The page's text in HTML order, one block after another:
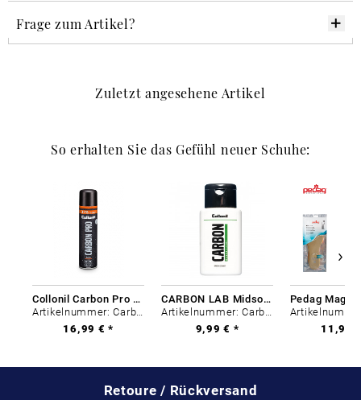
Frage zum Artikel?
Zuletzt angesehene Artikel
So erhalten Sie das Gefühl neuer Schuhe:
Collonil Carbon Pro 400 ml
16,99 € *
CARBON LAB Midsole Cleaner
9,99 € *
11,99
Retoure / Rückversand